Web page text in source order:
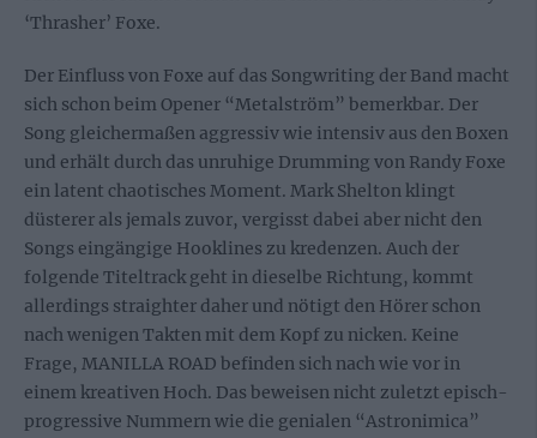
‘Thrasher’ Foxe.
Der Einfluss von Foxe auf das Songwriting der Band macht
sich schon beim Opener “Metalström” bemerkbar. Der
Song gleichermaßen aggressiv wie intensiv aus den Boxen
und erhält durch das unruhige Drumming von Randy Foxe
ein latent chaotisches Moment. Mark Shelton klingt
düsterer als jemals zuvor, vergisst dabei aber nicht den
Songs eingängige Hooklines zu kredenzen. Auch der
folgende Titeltrack geht in dieselbe Richtung, kommt
allerdings straighter daher und nötigt den Hörer schon
nach wenigen Takten mit dem Kopf zu nicken. Keine
Frage, MANILLA ROAD befinden sich nach wie vor in
einem kreativen Hoch. Das beweisen nicht zuletzt episch-
progressive Nummern wie die genialen “Astronimica”